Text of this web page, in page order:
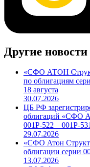
Другие
«СФО АТОН
по облигациям
18 августа
30.07.2026
ЦБ РФ
облигаций «СФО
001P-522 – 001P-
29.07.2026
«СФО Атон
облигации серии
13.07.2026